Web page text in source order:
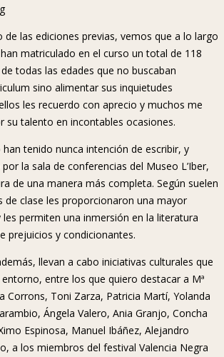
de las ediciones previas, vemos que a lo largo
matriculado en el curso un total de 118
todas las edades que no buscaban
sino alimentar sus inquietudes
les recuerdo con aprecio y muchos me
su talento en incontables ocasiones.
tenido nunca intención de escribir, y
la sala de conferencias del Museo L’Iber,
de una manera más completa. Según suelen
de clase les proporcionaron una mayor
permiten una inmersión en la literatura
prejuicios y condicionantes.
llevan a cabo iniciativas culturales que
entre los que quiero destacar a Mª
Corrons, Toni Zarza, Patricia Martí, Yolanda
Ángela Valero, Ania Granjo, Concha
Espinosa, Manuel Ibáñez, Alejandro
a los miembros del festival Valencia Negra